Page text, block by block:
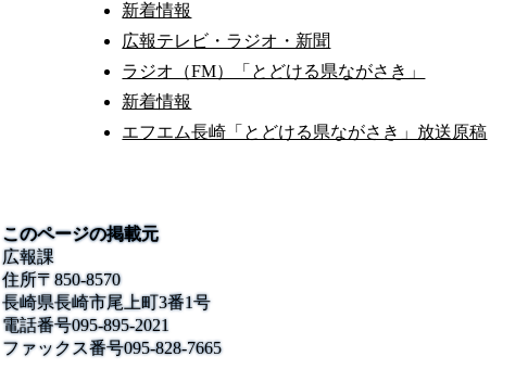
新着情報
広報テレビ・ラジオ・新聞
ラジオ（FM）「とどける県ながさき」
新着情報
エフエム長崎「とどける県ながさき」放送原稿
このページの掲載元
広報課
住所〒850-8570
長崎県長崎市尾上町3番1号
電話番号095-895-2021
ファックス番号095-828-7665
公式SNS